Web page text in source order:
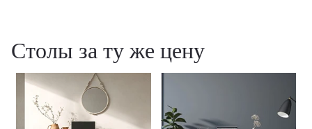
Столы за ту же цену